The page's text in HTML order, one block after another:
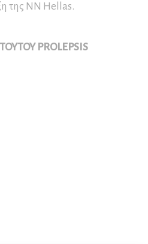
της NN Hellas.
PROLEPSIS